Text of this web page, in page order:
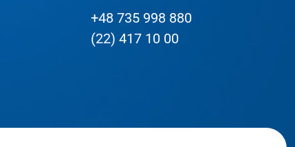
+48 735 998 880
(22) 417 10 00